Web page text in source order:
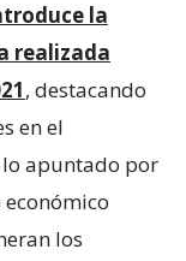
la
realizada
, destacando
en el
apuntado por
los